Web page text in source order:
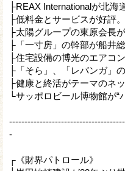
├REAX Internationalが北海
├低料金とサービスが好評
├太陽グループの東原会長
├「一寸房」の幹部が船井
├住宅設備の博光のエアコ
├「そら」、「レバンガ」
├健康と終活がテーマのネ
└サッポロビール博物館が“
-
┌《財界パトロール》